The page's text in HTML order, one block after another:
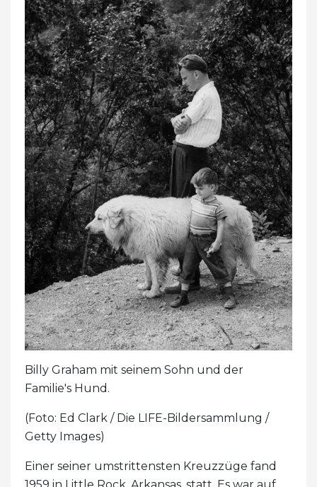
Billy Graham mit seinem Sohn und der
Familie's Hund.
(Foto: Ed Clark / Die LIFE-Bildersammlung /
Getty Images)
Einer seiner umstrittensten Kreuzzüge fand